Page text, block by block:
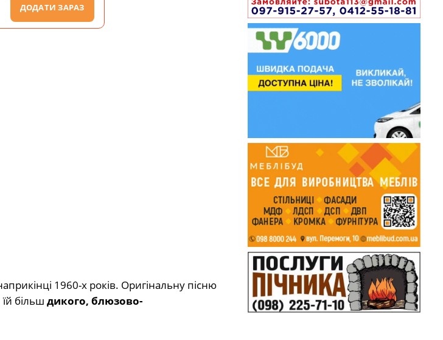
ДОДАТИ ЗАРАЗ
1960-х років. Оригінальну пісню
більш дикого, блюзово-